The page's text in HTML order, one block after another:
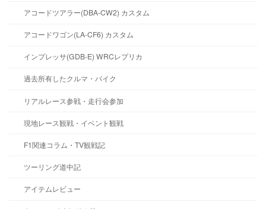
アコードツアラー(DBA-CW2) カスタム
アコードワゴン(LA-CF6) カスタム
インプレッサ(GDB-E) WRCレプリカ
過去所有したクルマ・バイク
リアルレース参戦・走行会参加
現地レース観戦・イベント観戦
F1関連コラム・TV観戦記
ツーリング道中記
アイテムレビュー